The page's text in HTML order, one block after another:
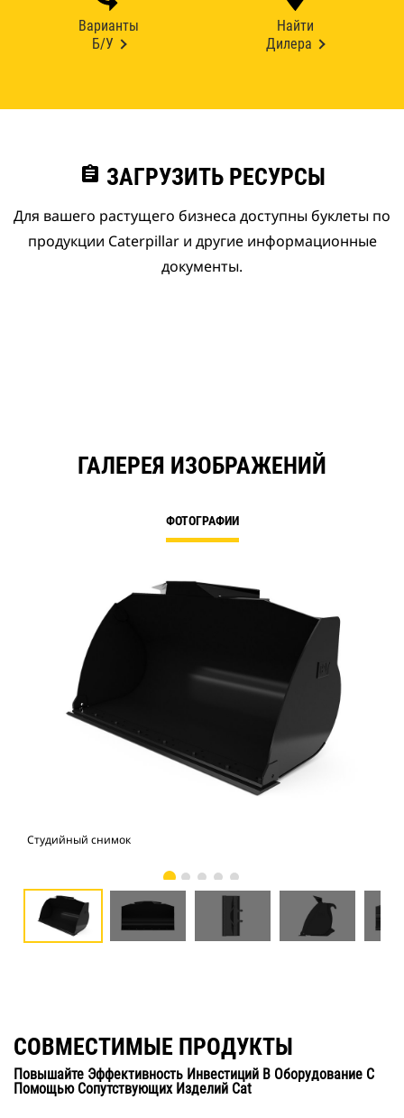
Варианты
Б/У
Найти
Дилера
assignment ЗАГРУЗИТЬ РЕСУРСЫ
Для вашего растущего бизнеса доступны буклеты по
продукции Caterpillar и другие информационные
документы.
ГАЛЕРЕЯ ИЗОБРАЖЕНИЙ
ФОТОГРАФИИ
Студийный снимок
СОВМЕСТИМЫЕ ПРОДУКТЫ
Повышайте Эффективность Инвестиций В Оборудование С
Помощью Сопутствующих Изделий Cat